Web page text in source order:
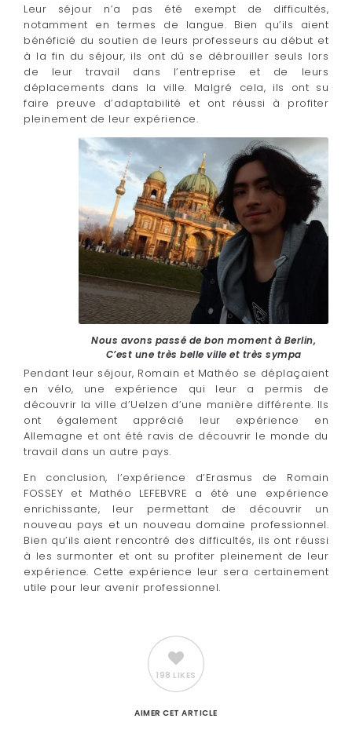
Leur séjour n’a pas été exempt de difficultés,
notamment en termes de langue. Bien qu’ils aient
bénéficié du soutien de leurs professeurs au début et
à la fin du séjour, ils ont dû se débrouiller seuls lors
de leur travail dans l’entreprise et de leurs
déplacements dans la ville. Malgré cela, ils ont su
faire preuve d’adaptabilité et ont réussi à profiter
pleinement de leur expérience.
Nous avons passé de bon moment à Berlin,
C’est une très belle ville et très sympa
Pendant leur séjour, Romain et Mathéo se déplaçaient
en vélo, une expérience qui leur a permis de
découvrir la ville d’Uelzen d’une manière différente. Ils
ont également apprécié leur expérience en
Allemagne et ont été ravis de découvrir le monde du
travail dans un autre pays.
En conclusion, l’expérience d’Erasmus de Romain
FOSSEY et Mathéo LEFEBVRE a été une expérience
enrichissante, leur permettant de découvrir un
nouveau pays et un nouveau domaine professionnel.
Bien qu’ils aient rencontré des difficultés, ils ont réussi
à les surmonter et ont su profiter pleinement de leur
expérience. Cette expérience leur sera certainement
utile pour leur avenir professionnel.
198 LIKES
AIMER CET ARTICLE